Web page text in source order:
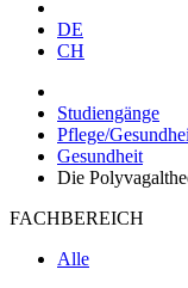
DE
CH
Studiengänge
Pflege/
Gesundheit
Die
FACHBEREICH
Alle